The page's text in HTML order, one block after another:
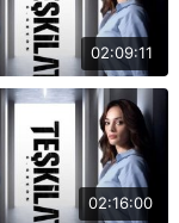
02:09:11
02:16:00